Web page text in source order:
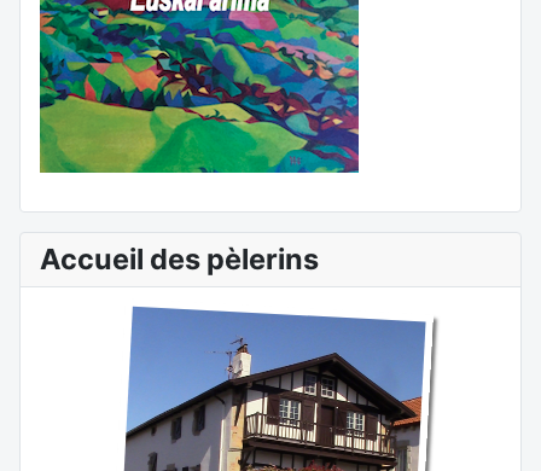
Accueil des pèlerins